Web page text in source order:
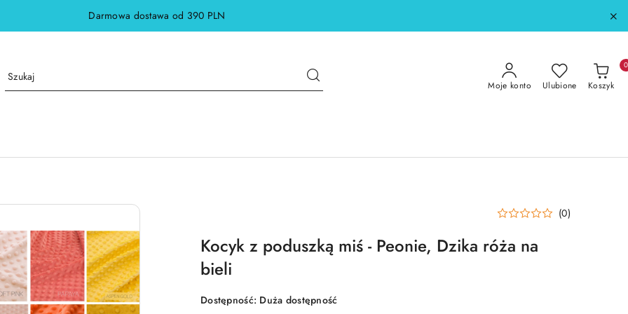
Darmowa dostawa od 390 PLN
Moje konto Ulubione Koszyk
0
(0)
Kocyk z poduszką miś - Peonie, Dzika róża na
bieli
Dostępność: Duża dostępność